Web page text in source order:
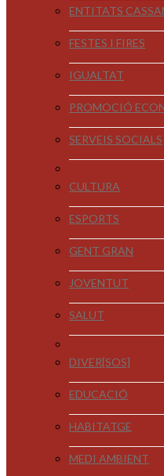
ENTITATS
FESTES I FIRES
IGUALTAT
PROMOCIÓ
SERVEIS SOCIALS
CULTURA
ESPORTS
GENT GRAN
JOVENTUT
SALUT
DIVER[SOS]
EDUCACIÓ
HABITATGE
MEDI AMBIENT